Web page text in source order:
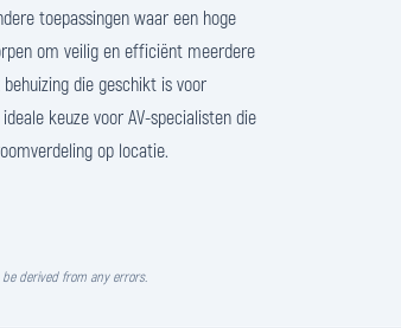
toepassingen waar een hoge
om veilig en efficiënt meerdere
die geschikt is voor
keuze voor AV-specialisten die
op locatie.
derived from any errors.